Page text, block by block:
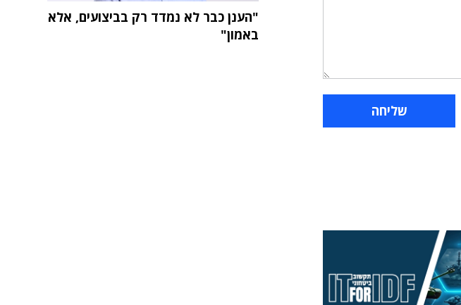
"הענן כבר לא נמדד רק בביצועים, אלא
באמון"